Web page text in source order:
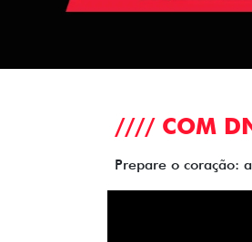
//// COM
Prepare o coração: